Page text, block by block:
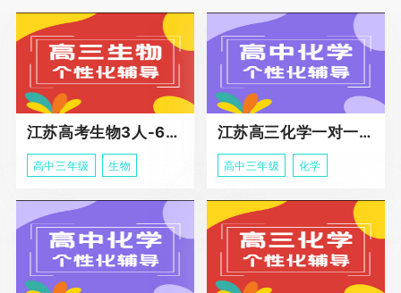
江苏高考生物3人-6人小班助力课程
高中三年级 生物
江苏高三化学一对一个性化冲刺辅导
高中三年级 化学